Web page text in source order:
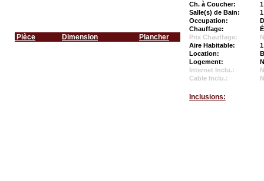
Pièce Dimension Plancher
Ch. à Coucher:
1
Salle(s) de Bain:
1
Occupation:
Chauffage:
Prix Chauffage:
Aire Habitable:
Location:
Logement:
Internet Inclu.:
Cable Inclu.:
Inclusions: